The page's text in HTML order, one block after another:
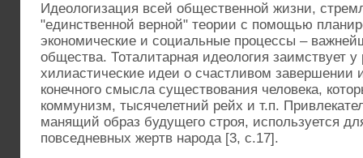
Идеологизация всей общественной жизни,
"единственной верной" теории с помощью
экономические и социальные процессы –
общества. Тоталитарная идеология заимствует у
хилиастические идеи о счастливом завершении
конечного смысла существования человека,
коммунизм, тысячелетний рейх и т.п.
манящий образ будущего строя, используется
повседневных жертв народа [3, с.17].